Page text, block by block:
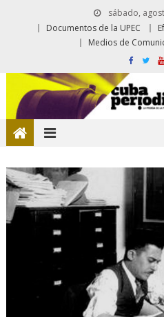
sábado,
Documentos de la UPEC
Medios de